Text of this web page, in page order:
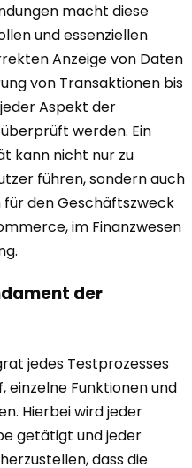
macht diese
und essenziellen
Anzeige von Daten
von Transaktionen bis
Aspekt der
werden. Ein
kann nicht nur zu
führen, sondern auch
den Geschäftszweck
im Finanzwesen
der
jedes Testprozesses
einzelne Funktionen und
Hierbei wird jeder
getätigt und jeder
dass die